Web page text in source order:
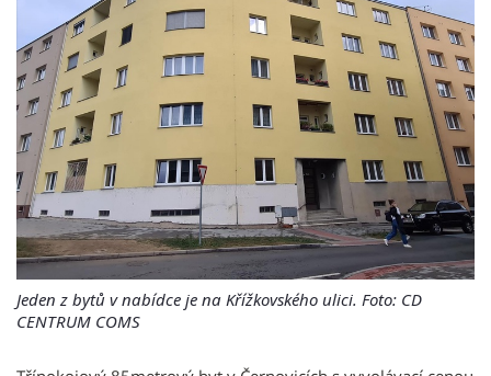
Jeden z bytů v nabídce je na Křížkovského ulici. Foto: CD
CENTRUM COMS